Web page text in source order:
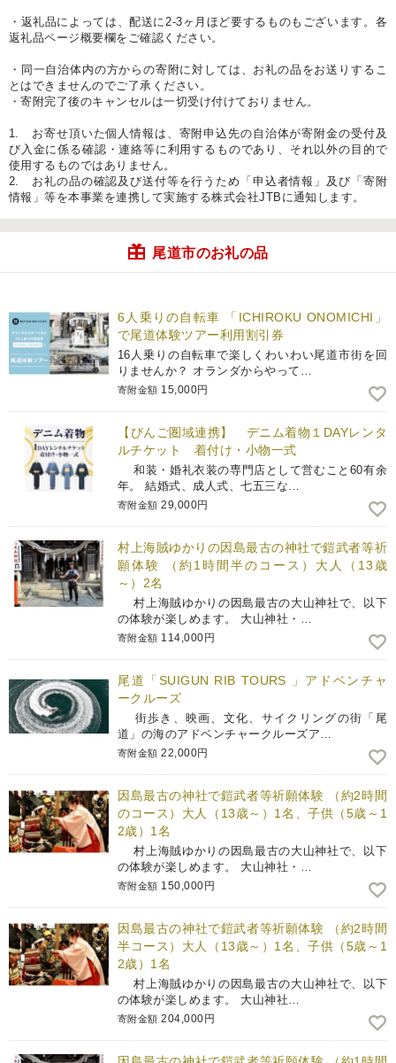
・返礼品によっては、配送に2-3ヶ月ほど要するものもございます。各
返礼品ページ概要欄をご確認ください。
・同一自治体内の方からの寄附に対しては、お礼の品をお送りするこ
とはできませんのでご了承ください。
・寄附完了後のキャンセルは一切受け付けておりません。
1. お寄せ頂いた個人情報は、寄附申込先の自治体が寄附金の受付及
び入金に係る確認・連絡等に利用するものであり、それ以外の目的で
使用するものではありません。
2. お礼の品の確認及び送付等を行うため「申込者情報」及び「寄附
情報」等を本事業を連携して実施する株式会社JTBに通知します。
尾道市のお礼の品
6人乗りの自転車 「ICHIROKU ONOMICHI」
で尾道体験ツアー利用割引券
16人乗りの自転車で楽しくわいわい尾道市街を回
りませんか？ オランダからやって…
寄附金額 15,000円
【びんご圏域連携】 デニム着物１DAYレンタ
ルチケット 着付け・小物一式
和装・婚礼衣装の専門店として営むこと60有余
年。 結婚式、成人式、七五三な…
寄附金額 29,000円
村上海賊ゆかりの因島最古の神社で鎧武者等祈
願体験 （約1時間半のコース）大人（13歳
～）2名
村上海賊ゆかりの因島最古の大山神社で、以下
の体験が楽しめます。 大山神社・…
寄附金額 114,000円
尾道「SUIGUN RIB TOURS 」アドベンチャ
ークルーズ
街歩き、映画、文化、サイクリングの街「尾
道」の海のアドベンチャークルーズア…
寄附金額 22,000円
因島最古の神社で鎧武者等祈願体験 （約2時間
のコース）大人（13歳～）1名、子供（5歳～1
2歳）1名
村上海賊ゆかりの因島最古の大山神社で、以下
の体験が楽しめます。 大山神社・…
寄附金額 150,000円
因島最古の神社で鎧武者等祈願体験 （約2時間
半コース）大人（13歳～）1名、子供（5歳～1
2歳）1名
村上海賊ゆかりの因島最古の大山神社で、以下
の体験が楽しめます。 大山神社…
寄附金額 204,000円